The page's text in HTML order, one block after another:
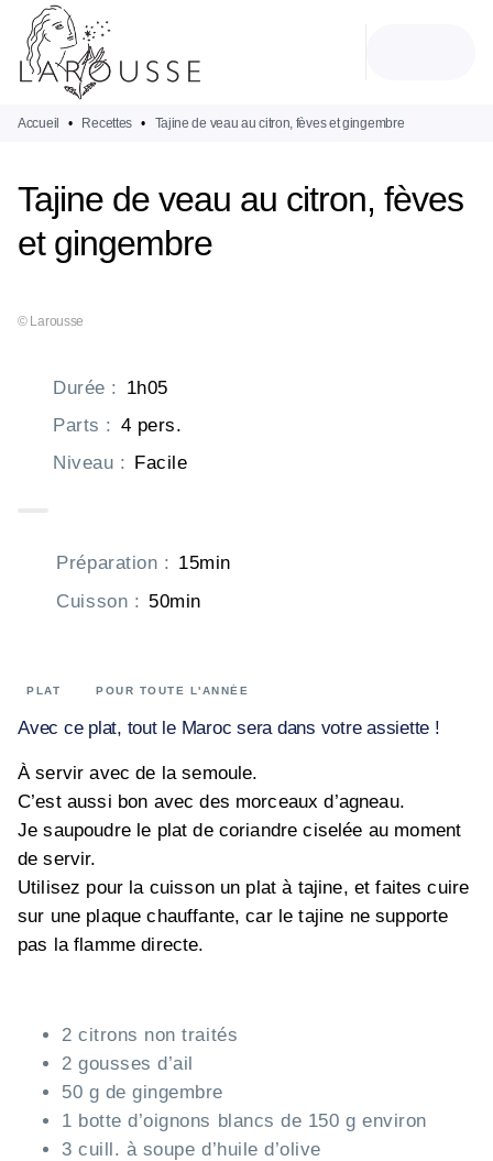
MENU
PIED DE PAGE
Accueil • Recettes • Tajine de veau au citron, fèves et gingembre
Tajine de veau au citron, fèves
et gingembre
© Larousse
Durée : 1h05
Parts : 4 pers.
Niveau : Facile
Préparation : 15min
Cuisson : 50min
PLAT POUR TOUTE L'ANNÉE
Avec ce plat, tout le Maroc sera dans votre assiette !
À servir avec de la semoule.
C’est aussi bon avec des morceaux d’agneau.
Je saupoudre le plat de coriandre ciselée au moment
de servir.
Utilisez pour la cuisson un plat à tajine, et faites cuire
sur une plaque chauffante, car le tajine ne supporte
pas la flamme directe.
2 citrons non traités
2 gousses d’ail
50 g de gingembre
1 botte d’oignons blancs de 150 g environ
3 cuill. à soupe d’huile d’olive